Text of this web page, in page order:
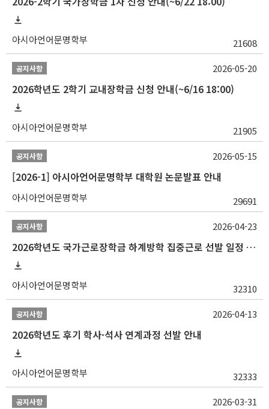
아시아언어문명학부 21608
공지사항
2026학년도 2학기 교내장학금 신청 안내(~6/16 18:00)
아시아언어문명학부 21905
2026-05-20
공지사항
[2026-1] 아시아언어문명학부 대학원 논문발표 안내
아시아언어문명학부 29691
2026-05-15
공지사항
2026학년도 국가근로장학금 하계방학 집중근로 선발 일정 안내
아시아언어문명학부 32310
2026-04-23
공지사항
2026학년도 후기 학사·석사 연계과정 선발 안내
아시아언어문명학부 32333
2026-04-13
공지사항 2026-03-31